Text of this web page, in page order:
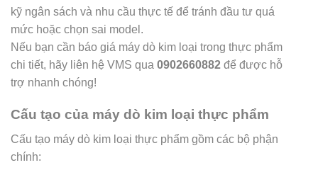
kỹ ngân sách và nhu cầu thực tế để tránh đầu tư quá
mức hoặc chọn sai model.
Nếu bạn cần báo giá máy dò kim loại trong thực phẩm
chi tiết, hãy liên hệ VMS qua 0902660882 để được hỗ
trợ nhanh chóng!
Cấu tạo của máy dò kim loại thực phẩm
Cấu tạo máy dò kim loại thực phẩm gồm các bộ phận
chính: